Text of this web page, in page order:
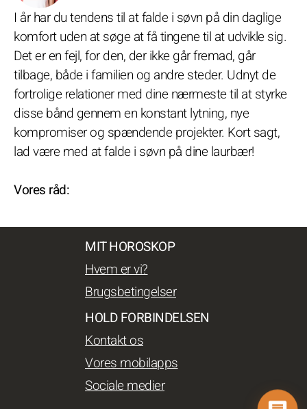
I år har du tendens til at falde i søvn på din daglige
komfort uden at søge at få tingene til at udvikle sig.
Det er en fejl, for den, der ikke går fremad, går
tilbage, både i familien og andre steder. Udnyt de
fortrolige relationer med dine nærmeste til at styrke
disse bånd gennem en konstant lytning, nye
kompromiser og spændende projekter. Kort sagt,
lad være med at falde i søvn på dine laurbær!
Vores råd:
MIT HOROSKOP
Hvem er vi?
Brugsbetingelser
HOLD FORBINDELSEN
Kontakt os
Vores mobilapps
Sociale medier